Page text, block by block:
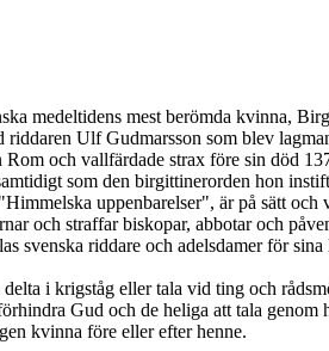
medeltidens mest berömda kvinna,
Ulf Gudmarsson som blev
och vallfärdade strax före sin död
som den birgittinerorden hon
"Himmelska uppenbarelser", är på sätt
och straffar biskopar, abbotar och
svenska riddare och adelsdamer för
i krigståg eller tala vid ting och
Gud och de heliga att tala
kvinna före eller efter henne.